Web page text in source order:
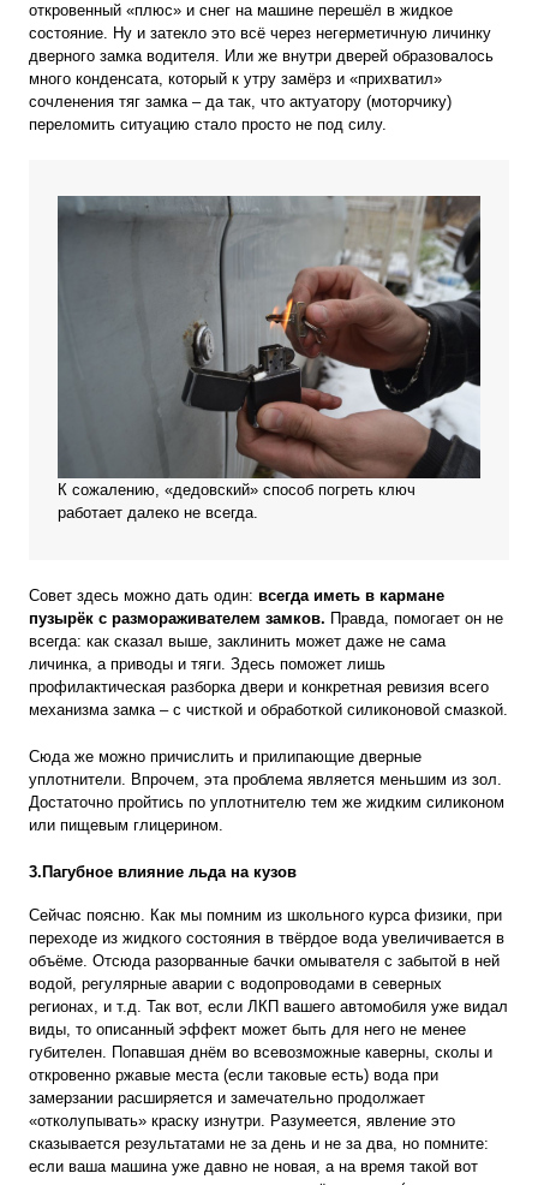
откровенный «плюс» и снег на машине перешёл в жидкое
состояние. Ну и затекло это всё через негерметичную личинку
дверного замка водителя. Или же внутри дверей образовалось
много конденсата, который к утру замёрз и «прихватил»
сочленения тяг замка – да так, что актуатору (моторчику)
переломить ситуацию стало просто не под силу.
К сожалению, «дедовский» способ погреть ключ
работает далеко не всегда.
Совет здесь можно дать один: всегда иметь в кармане
пузырёк с размораживателем замков. Правда, помогает он не
всегда: как сказал выше, заклинить может даже не сама
личинка, а приводы и тяги. Здесь поможет лишь
профилактическая разборка двери и конкретная ревизия всего
механизма замка – с чисткой и обработкой силиконовой смазкой.
Сюда же можно причислить и прилипающие дверные
уплотнители. Впрочем, эта проблема является меньшим из зол.
Достаточно пройтись по уплотнителю тем же жидким силиконом
или пищевым глицерином.
3.Пагубное влияние льда на кузов
Сейчас поясню. Как мы помним из школьного курса физики, при
переходе из жидкого состояния в твёрдое вода увеличивается в
объёме. Отсюда разорванные бачки омывателя с забытой в ней
водой, регулярные аварии с водопроводами в северных
регионах, и т.д. Так вот, если ЛКП вашего автомобиля уже видал
виды, то описанный эффект может быть для него не менее
губителен. Попавшая днём во всевозможные каверны, сколы и
откровенно ржавые места (если таковые есть) вода при
замерзании расширяется и замечательно продолжает
«отколупывать» краску изнутри. Разумеется, явление это
сказывается результатами не за день и не за два, но помните:
если ваша машина уже давно не новая, а на время такой вот